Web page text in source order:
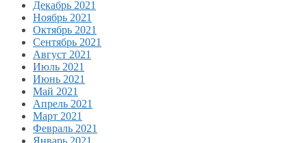
Декабрь 2021
Ноябрь 2021
Октябрь 2021
Сентябрь 2021
Август 2021
Июль 2021
Июнь 2021
Май 2021
Апрель 2021
Март 2021
Февраль 2021
Январь 2021